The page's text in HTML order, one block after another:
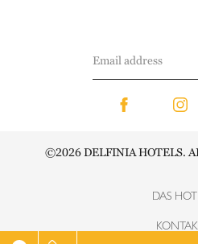
©2026 DELFINIA HOTELS.
DAS